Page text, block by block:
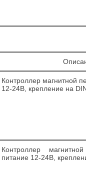
Контроллер магнитной
12-24В, крепление на
Контроллер
питание 12-24В,